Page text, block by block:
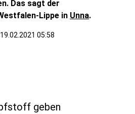
Das sagt der
Lippe in Unna.
05:58
geben